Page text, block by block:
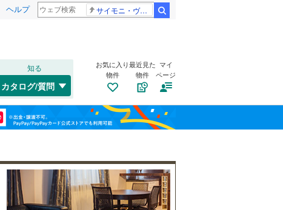
ヘルプ サイモニ・ヴニランギ 死去
知る
カタログ/質問
お気に入り
物件
最近見た
物件
マイ
ページ
福島 清水区(2)
三島市(0)
島田市(0)
東海道本線（JR東海）(
飯田線(0)
大井川鐵道大井川本線 0)
トイレ２か所（6）
太陽光発電システム（1）